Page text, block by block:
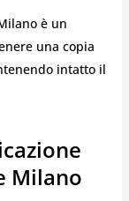
è un
una copia
intatto il
Milano